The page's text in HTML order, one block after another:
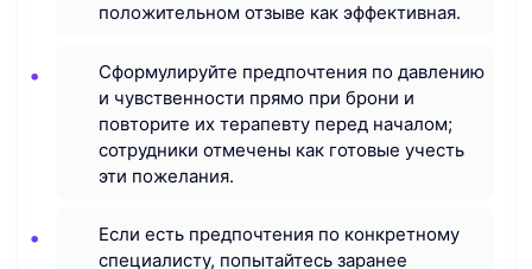
положительном отзыве как эффективная.
Сформулируйте предпочтения по давлению
и чувственности прямо при брони и
повторите их терапевту перед началом;
сотрудники отмечены как готовые учесть
эти пожелания.
Если есть предпочтения по конкретному
специалисту, попытайтесь заранее